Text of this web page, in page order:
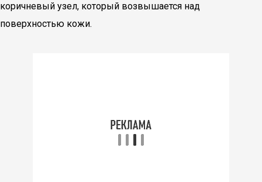
коричневый узел, который возвышается над
поверхностью кожи.